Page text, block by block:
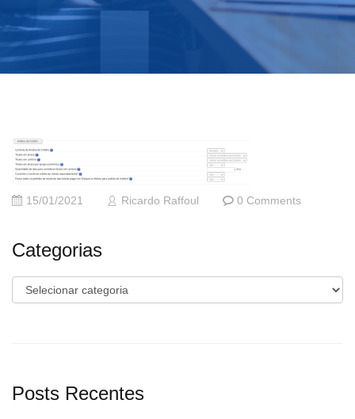
15/01/2021 Ricardo Raffoul 0 Comments
Categorias
Categorias
Posts Recentes